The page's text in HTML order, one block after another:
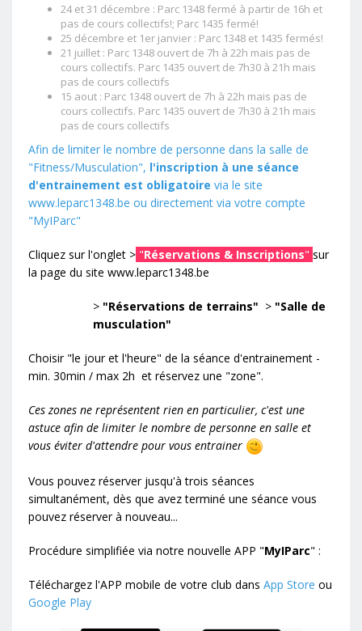
24 et 31 décembre : Parc 1348 fermé à partir de 16h et
pas de cours collectifs!; Parc 1435 fermé!
25 décembre et 1er janvier : Parc 1348 et 1435 fermés!
21 juillet : Parc 1348 ouvert de 7h à 22h mais pas de
cours collectifs. Parc 1435 ouvert de 7h30 à 21h mais
pas de cours collectifs
15 aout : Parc 1348 ouvert de 7h à 22h mais pas de
cours collectifs. Parc 1435 ouvert de 7h30 à 21h mais
pas de cours collectifs
Afin de limiter le nombre de personne dans la salle de
"Fitness/Musculation", l'inscription à une séance
d'entrainement est obligatoire via le site
www.leparc1348.be ou directement via votre compte
"MyIParc"
Cliquez sur l'onglet > "Réservations & Inscriptions" sur
la page du site www.leparc1348.be
> "Réservations de terrains" > "Salle de
musculation"
Choisir "le jour et l'heure" de la séance d'entrainement -
min. 30min / max 2h et réservez une "zone".
Ces zones ne représentent rien en particulier, c'est une
astuce afin de limiter le nombre de personne en salle et
vous éviter d'attendre pour vous entrainer
Vous pouvez réserver jusqu'à trois séances
simultanément, dès que avez terminé une séance vous
pouvez réserver à nouveau...
Procédure simplifiée via notre nouvelle APP "MyIParc" :
Téléchargez l'APP mobile de votre club dans App Store ou
Google Play